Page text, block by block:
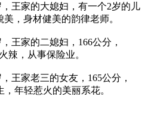
王家的大媳妇，有一个2岁的儿
，身材健美的韵律老师。
家的二媳妇，166公分，
辣，从事保险业。
家老三的女友，165公分，
年轻惹火的美丽系花。